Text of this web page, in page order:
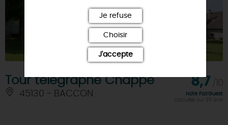
Tour télégraphe Chappe
45130 - BACCON
8,7
Note FairGuest
calculée sur 35 avis
Je refuse
Choisir
J'accepte